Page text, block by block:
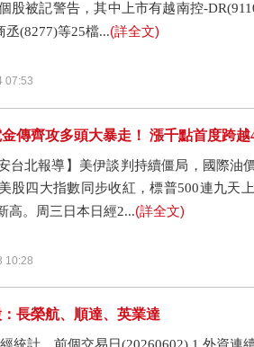
股被記警告，其中上市有越南控-
丞(8277)等25檔...(詳全文)
07:53
金傳齊攻多頭大暴走！ 漲千點首度跨越
台北報導】美伊談判持續僵局，國際
股四大指數同步收紅，標普500連九天
高。周三日本日經2...(詳全文)
10:28
：長榮航、順達、英業達